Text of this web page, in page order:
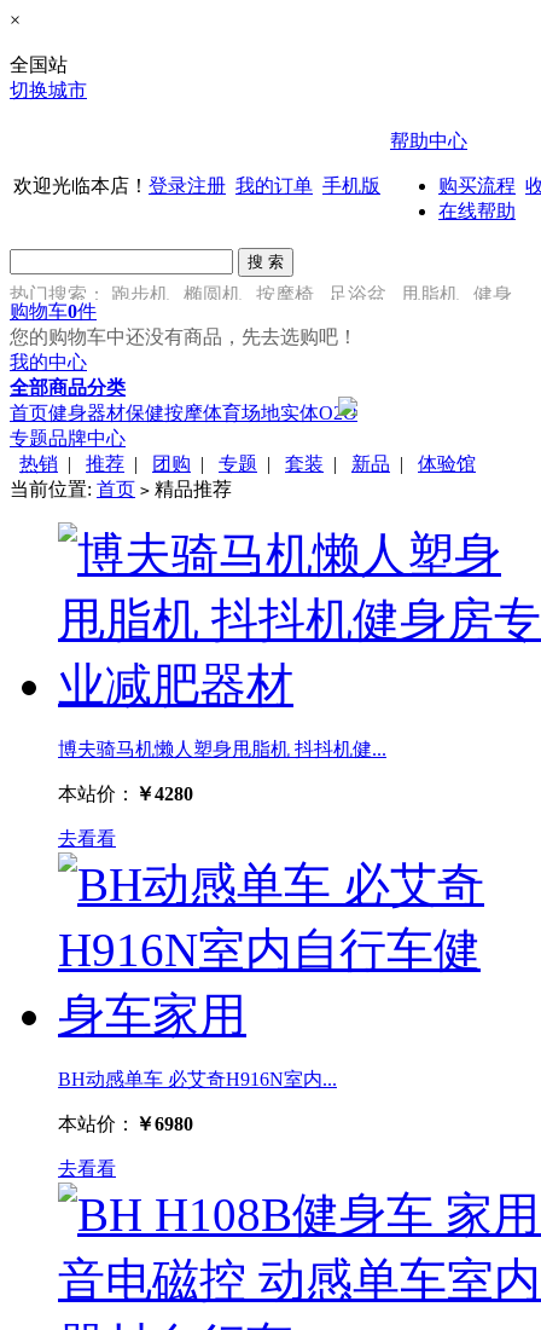
×
全国站
切换城市
欢迎光临本店！ 登录注册 我的订单 手机版
帮助中心
购买流程
在线帮助
热门搜索： 跑步机 椭圆机 按摩椅 足浴盆 甩脂机
健身
车
购物车0件
您的购物车中还没有商品，先去选购吧！
我的中心
全部商品分类
首页健身器材保健按摩体育场地实体O2O
专题品牌中心
热销 | 推荐 | 团购 | 专题 | 套装 | 新品 | 体验馆
当前位置: 首页 > 精品推荐
博夫骑马机懒人塑身甩脂机 抖抖机健...
本站价： ￥4280
去看看
BH动感单车 必艾奇H916N室内...
本站价： ￥6980
去看看